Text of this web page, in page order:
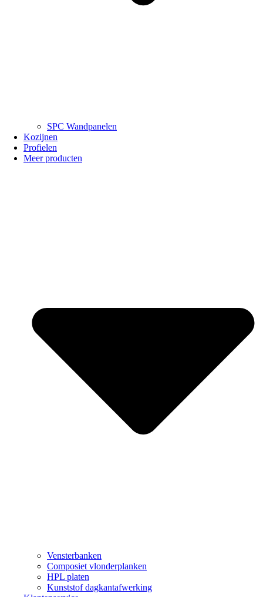
SPC Wandpanelen
Kozijnen
Profielen
Meer producten
Vensterbanken
Composiet vlonderplanken
HPL platen
Kunststof dagkantafwerking